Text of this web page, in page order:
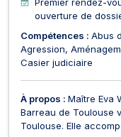
ouverture de
Compétences : Abus
Agression
Casier judiciaire
À propos : Maître Eva
Barreau de Toulouse
Toulouse. Elle